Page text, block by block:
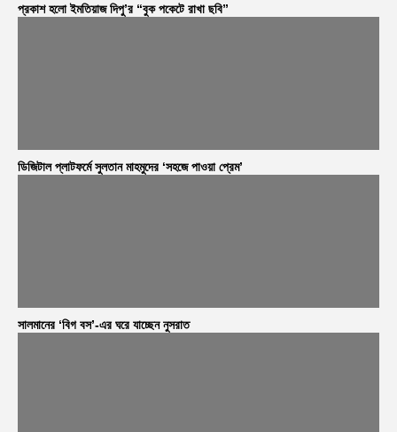
প্রকাশ হলো ইমতিয়াজ দিপু’র “বুক পকেটে রাখা ছবি”
ডিজিটাল প্লাটফর্মে সুলতান মাহমুদের ‘সহজে পাওয়া প্রেম’
সালমানের ‘বিগ বস’-এর ঘরে যাচ্ছেন নুসরাত